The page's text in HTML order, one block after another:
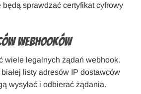
sprawdzać certyfikat cyfrowy
webhooków
wiele legalnych żądań webhook.
listy adresów IP dostawców
wysyłać i odbierać żądania.